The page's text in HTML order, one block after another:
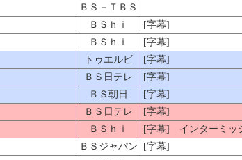
ＢＳ－ＴＢＳ
ＢＳｈｉ
[字幕]
ＢＳｈｉ
[字幕]
トゥエルビ
[字幕]
ＢＳ日テレ
[字幕]
ＢＳ朝日
[字幕]
ＢＳ日テレ
[字幕]
ＢＳｈｉ
[字幕] インターミッ
ＢＳジャパン
[字幕]